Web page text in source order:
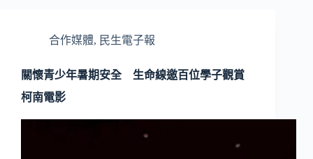
合作媒體, 民生電子報
關懷青少年暑期安全 生命線邀百位學子觀賞
柯南電影